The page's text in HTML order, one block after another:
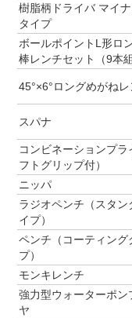
樹脂柄ドライバ マイ
タイプ
ボールポイントL形ロ
棒レンチセット（9本組
45°×6°ロングめがねレ
スパナ
コンビネーションプラ
フトグリップ付）
ニッパ
ラジオペンチ（スタン
イプ）
ペンチ（コーティング
プ）
モンキレンチ
強力型ウォーターポン
ヤ